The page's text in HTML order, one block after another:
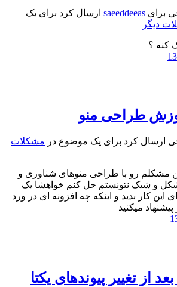
برای saeeddeeas ارسال کرد برای یک
دیگر
کنه ؟
طراحی منو
ارسال کرد برای یک موضوع در مشکلات
مشکلم رو با طراحی منوهای شناوری و
و شیک نتونستم حل کنم خواهشا یک
این کار بدید و اینکه چه افزونه ای در ورد
میکنید